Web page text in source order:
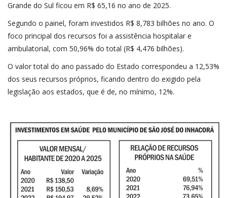
Grande do Sul ficou em R$ 65,16 no ano de 2025.
Segundo o painel, foram investidos R$ 8,783 bilhões no ano. O
foco principal dos recursos foi a assistência hospitalar e
ambulatorial, com 50,96% do total (R$ 4,476 bilhões).
O valor total do ano passado do Estado correspondeu a 12,53%
dos seus recursos próprios, ficando dentro do exigido pela
legislação aos estados, que é de, no mínimo, 12%.